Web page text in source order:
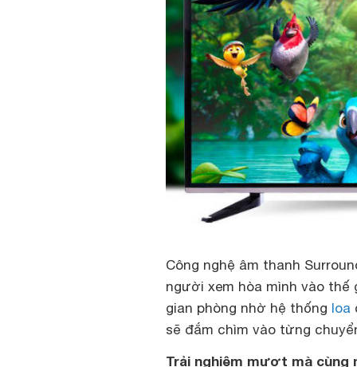
Công nghệ âm thanh
người xem hòa mình vào
gian phòng nhờ hệ thống loa
sẽ đắm chìm vào từng
Trải nghiệm mượt mà cùng